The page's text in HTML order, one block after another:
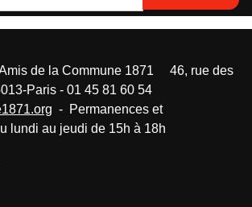
de la Commune 1871 46, rue des
Paris - 01 45 81 60 54
- Permanences et
lundi au jeudi de 15h à 18h